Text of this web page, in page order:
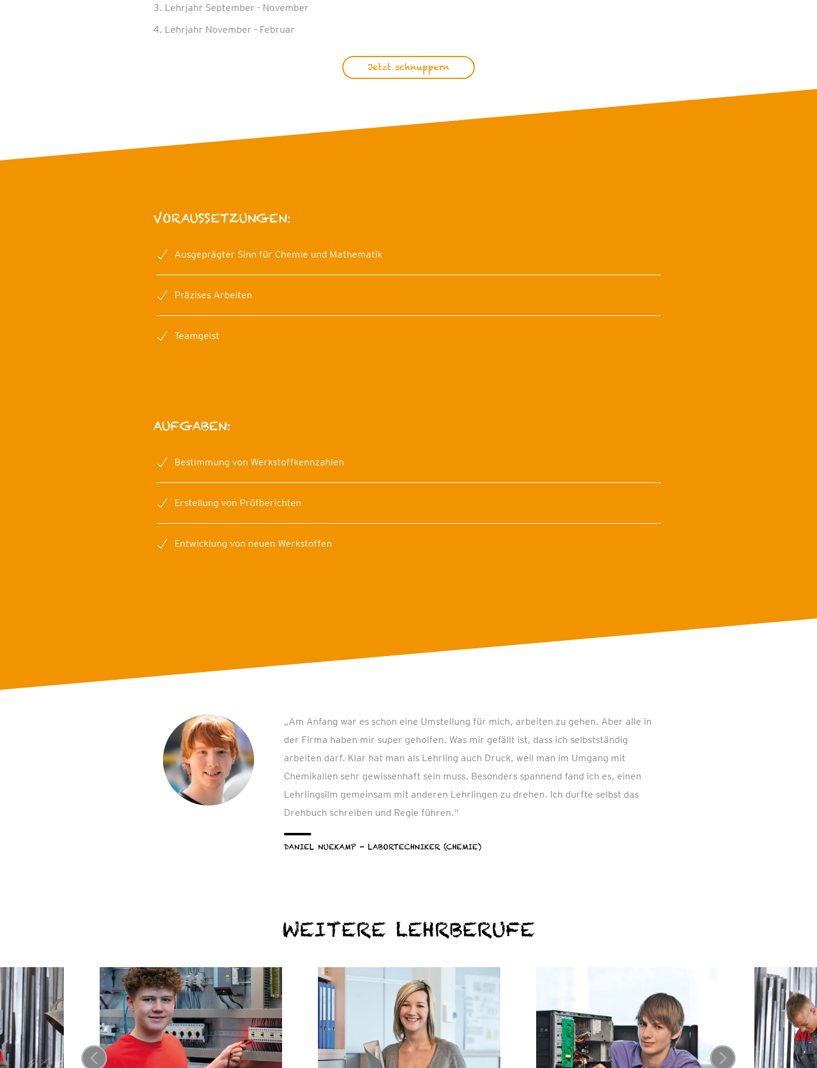
3. Lehrjahr September - November
4. Lehrjahr November - Februar
Jetzt schnuppern
VORAUSSETZUNGEN:
Ausgeprägter Sinn für Chemie und Mathematik
Präzises Arbeiten
Teamgeist
AUFGABEN:
Bestimmung von Werkstoffkennzahlen
Erstellung von Prüfberichten
Entwicklung von neuen Werkstoffen
„Am Anfang war es schon eine Umstellung für mich, arbeiten zu gehen. Aber alle in
der Firma haben mir super geholfen. Was mir gefällt ist, dass ich selbstständig
arbeiten darf. Klar hat man als Lehrling auch Druck, weil man im Umgang mit
Chemikalien sehr gewissenhaft sein muss. Besonders spannend fand ich es, einen
Lehrlingsilm gemeinsam mit anderen Lehrlingen zu drehen. Ich durfte selbst das
Drehbuch schreiben und Regie führen.“
DANIEL NUEKAMP - LABORTECHNIKER (CHEMIE)
WEITERE LEHRBERUFE